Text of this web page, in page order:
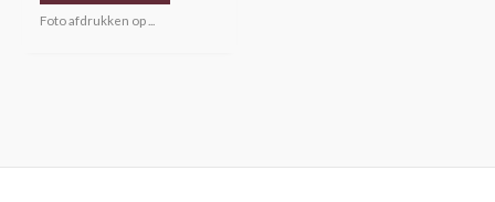
Foto afdrukken op ...